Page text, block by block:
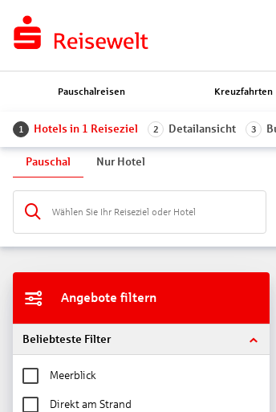
Pauschalreisen Kreuzfahrten
1 Hotels in 1 Reiseziel 2 Detailansicht 3
Pauschal Nur Hotel
Wählen Sie Ihr Reiseziel oder Hotel
Angebote filtern
Beliebteste Filter
Meerblick
Direkt am Strand